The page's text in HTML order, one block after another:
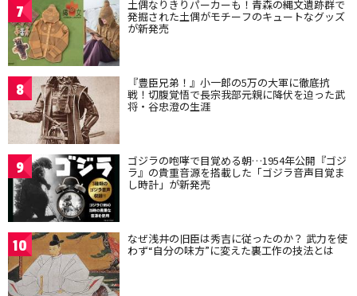
7 土偶なりきりパーカーも！青森の縄文遺跡群で
発掘された土偶がモチーフのキュートなグッズ
が新発売
8 『豊臣兄弟！』小一郎の5万の大軍に徹底抗
戦！切腹覚悟で長宗我部元親に降伏を迫った武
将・谷忠澄の生涯
9 ゴジラの咆哮で目覚める朝…1954年公開『ゴジ
ラ』の貴重音源を搭載した「ゴジラ音声目覚ま
し時計」が新発売
10 なぜ浅井の旧臣は秀吉に従ったのか？ 武力を使
わず“自分の味方”に変えた裏工作の技法とは